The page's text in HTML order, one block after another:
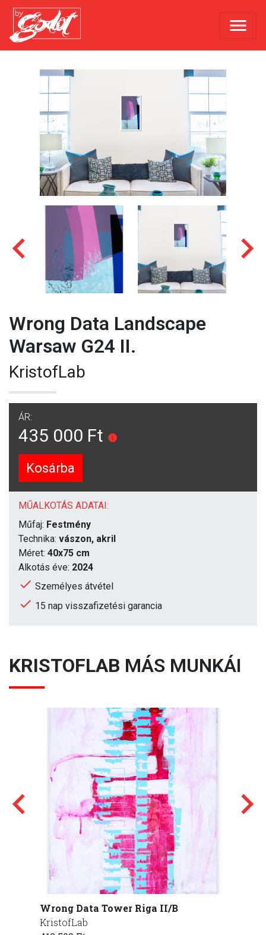
Wrong Data Landscape
Warsaw G24 II.
KristofLab
ÁR:
435 000 Ft
Kosárba
MŰALKOTÁS ADATAI:
Műfaj: Festmény
Technika: vászon, akril
Méret: 40x75 cm
Alkotás éve: 2024
Személyes átvétel
15 nap visszafizetési garancia
KRISTOFLAB MÁS MUNKÁI
Wrong Data Tower Riga II/B
KristofLab